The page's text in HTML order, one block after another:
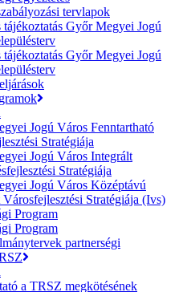
tervlapok
tájékoztatás Győr Megyei Jogú
tájékoztatás Győr Megyei Jogú
Jogú Város Fenntartható
Stratégiája
Jogú Város Integrált
Stratégiája
Jogú Város Középtávú
Stratégiája (Ivs)
Program
Program
partnerségi
a TRSZ megkötésének